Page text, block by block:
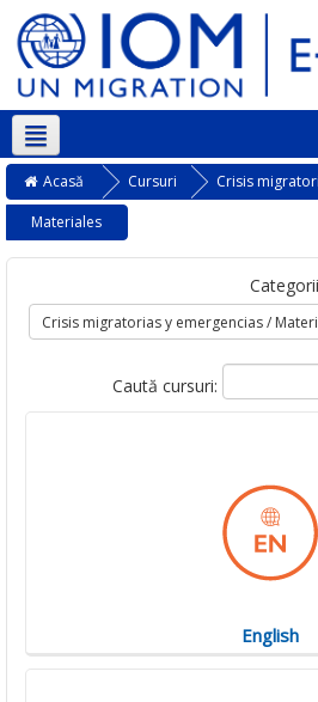
Română ‎(ro)‎
Acasă Cursuri
Crisis
Materiales
Caută cursuri:
English